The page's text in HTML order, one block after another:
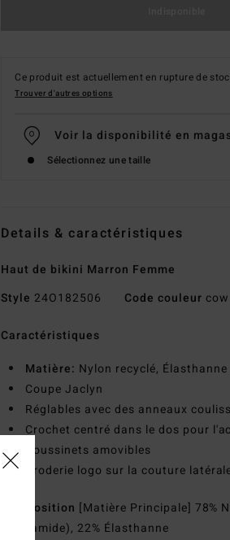
Ce produit est actuellement en rupture de
Trouver d'autres options
Voir la disponibilité en
Sélectionnez une taille
Details & caractéristiques
Haut de bikini Marron Femme
Style 24O182506 Code couleur cow
Caractéristiques
Matière: Nylon recyclé, Élasthanne
Coupe Jaclyn
Réglables avec des anneaux
Crochet centré dans le dos pour
Coussinets amovibles
Broderie logo sur la couture
Composition [Matière Principale] 78%
(Polyamide), 22% Élasthanne